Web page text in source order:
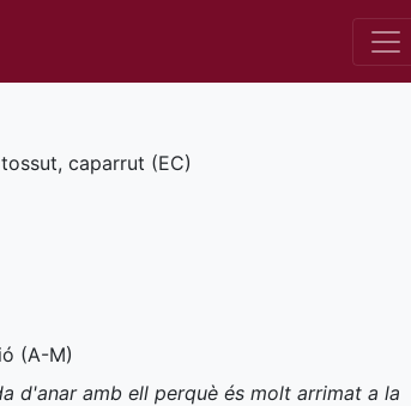
caparrut (EC)
(A-M)
d'anar amb ell perquè és molt arrimat a la